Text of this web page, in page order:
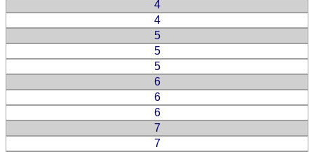
4
4
5
5
5
6
6
6
7
7